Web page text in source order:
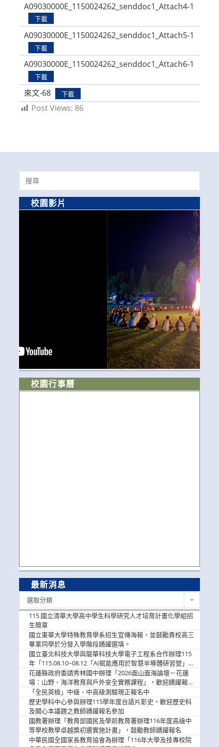
A09030000E_1150024262_senddoc1_Attach4-1
下載
A09030000E_1150024262_senddoc1_Attach5-1
下載
A09030000E_1150024262_senddoc1_Attach6-1
下載
來文-68 下載
Post Views: 86
Search
for:
校園影片
校園行事曆
最新消息
選取分類
115 國立清華大學高中學生科學研究人才培育計畫化學組招
生簡章
國立東華大學特殊教育學系招生宣傳海報，並鼓勵貴校高三
畢業同學於分發入學階段踴躍選填。
國立臺北科技大學與龍華科技大學電子工程系合作辦理115
年「115.08.10~08.12「AI賦能應用於智慧半導體研習營」，
歡迎學生踴躍報名參加
花蓮縣政府委請秀林國中辦理「2026面山面海論壇－花蓮
場：山野、海洋教育與戶外安全實務課程」，歡迎踴躍報名
參加
「全民英檢」中級、中高級測驗現正報名中
歷史學科中心參與辦理115學年度台語片影史，歡迎歷史科
及關心本議題之教師踴躍報名參加
國教署辦理「教育部國民及學前教育署辦理116年度高級中
等學校教學卓越獎初選實施計畫」，鼓勵教師踴躍報名
中華民國全國家長教育協會為辦理「116年大學及技專校院